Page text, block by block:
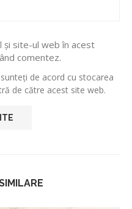
și site-ul web în acest
comentez.
de acord cu stocarea
de către acest site web.